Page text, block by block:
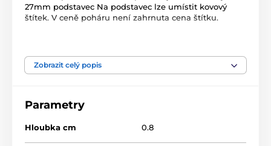
27mm podstavec Na podstavec lze umístit kovový
štítek. V ceně poháru není zahrnuta cena štítku.
Kynologie Dřevěné trofeje WF002
Zobrazit celý popis
Parametry
Hloubka cm 0.8